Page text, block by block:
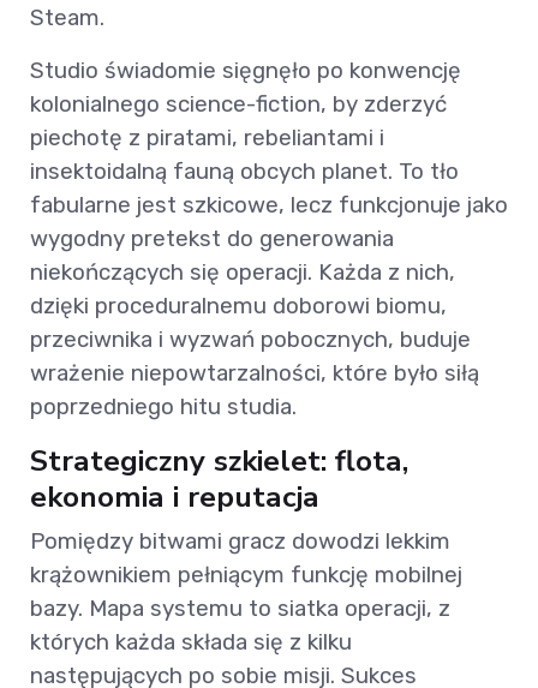
Steam.
Studio świadomie sięgnęło po konwencję
kolonialnego science-fiction, by zderzyć
piechotę z piratami, rebeliantami i
insektoidalną fauną obcych planet. To tło
fabularne jest szkicowe, lecz funkcjonuje jako
wygodny pretekst do generowania
niekończących się operacji. Każda z nich,
dzięki proceduralnemu doborowi biomu,
przeciwnika i wyzwań pobocznych, buduje
wrażenie niepowtarzalności, które było siłą
poprzedniego hitu studia.
Strategiczny szkielet: flota,
ekonomia i reputacja
Pomiędzy bitwami gracz dowodzi lekkim
krążownikiem pełniącym funkcję mobilnej
bazy. Mapa systemu to siatka operacji, z
których każda składa się z kilku
następujących po sobie misji. Sukces